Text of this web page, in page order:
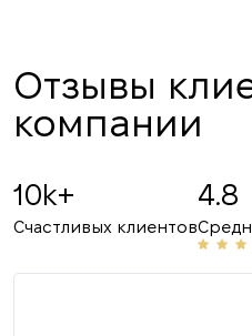
Отзывы
компании
10k+
Счастливых клиентов
4.8